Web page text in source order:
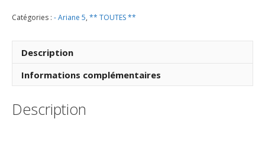
du
Catégories : - Ariane 5, ** TOUTES **
Description
Informations complémentaires
Description